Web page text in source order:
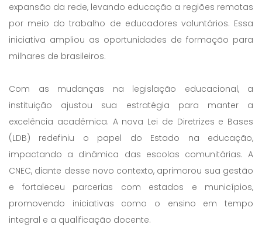
expansão da rede, levando educação a regiões remotas
por meio do trabalho de educadores voluntários. Essa
iniciativa ampliou as oportunidades de formação para
milhares de brasileiros.
Com as mudanças na legislação educacional, a
instituição ajustou sua estratégia para manter a
excelência acadêmica. A nova Lei de Diretrizes e Bases
(LDB) redefiniu o papel do Estado na educação,
impactando a dinâmica das escolas comunitárias. A
CNEC, diante desse novo contexto, aprimorou sua gestão
e fortaleceu parcerias com estados e municípios,
promovendo iniciativas como o ensino em tempo
integral e a qualificação docente.